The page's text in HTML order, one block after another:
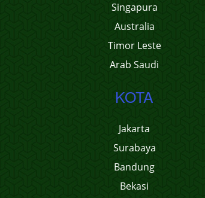
Singapura
Australia
Timor Leste
Arab Saudi
KOTA
Jakarta
Surabaya
Bandung
Bekasi